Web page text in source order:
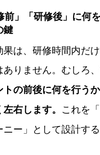
前」「研修後」に何
鍵
果は、研修時間内だ
りません。むしろ、
トの前後に何を行う
右します。
これを
ニー」として設計す